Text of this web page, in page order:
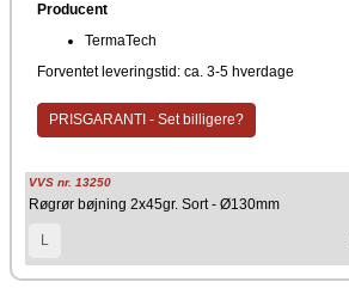
Producent
TermaTech
Forventet leveringstid: ca. 3-5 hverdage
PRISGARANTI - Set billigere?
VVS nr. 13250
Røgrør bøjning 2x45gr. Sort - Ø130mm
L